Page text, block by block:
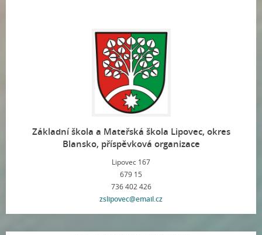
Základní škola a Mateřská škola Lipovec, okres
Blansko, příspěvková organizace
Lipovec 167
679 15
736 402 426
zslipovec@email.cz